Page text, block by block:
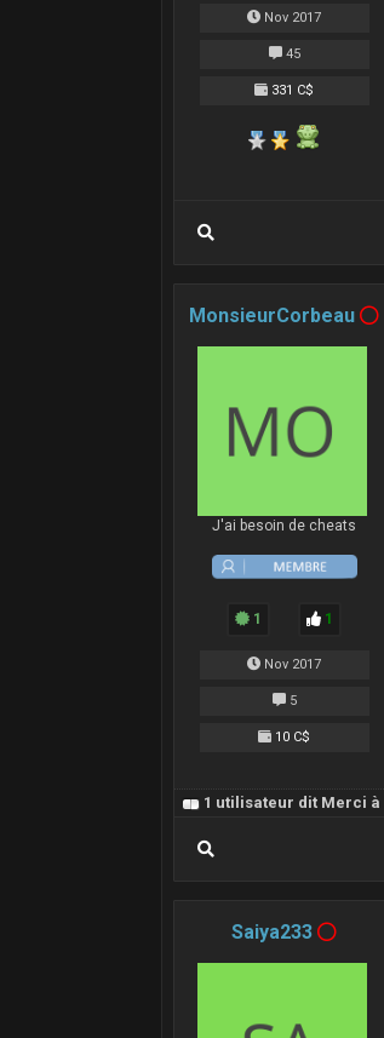
Nov 2017
45
331 C$
MonsieurCorbeau
J'ai besoin de cheats
1 1
Nov 2017
5
10 C$
1 utilisateur dit Merci à
Saiya233